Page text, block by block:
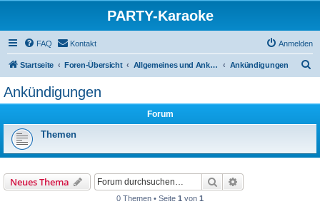
PARTY-Karaoke
FAQ Kontakt Anmelden
Startseite Foren-Übersicht Allgemeines und Ankündigungen Ankündigungen
Ankündigungen
Forum
Themen
Neues Thema Suche
0 Themen • Seite 1 von 1